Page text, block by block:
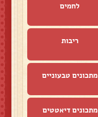
לחמים
ריבות
מתכונים טבעוניים
מתכונים דיאטטים